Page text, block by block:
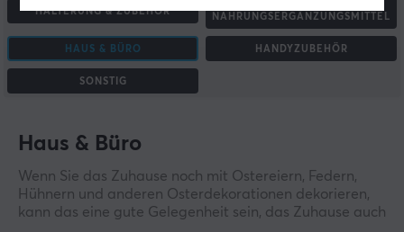
HALTERUNG & ZUBEHÖR
NAHRUNGSERGÄNZUNGSMITTEL
HAUS & BÜRO HANDYZUBEHÖR
SONSTIG
Haus & Büro
Wenn Sie das Zuhause noch mit Ostereiern, Federn,
Hühnern und anderen Osterdekorationen dekorieren,
kann das eine gute Gelegenheit sein, das Zuhause auch